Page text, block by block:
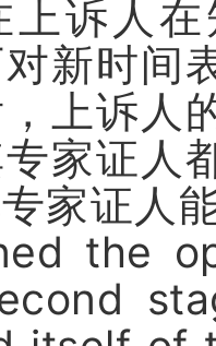
上诉人
新时间
上诉人
家证人
家证人
the